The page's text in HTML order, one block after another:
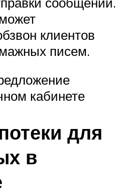
клиентов
писем.
кабинете
для
в